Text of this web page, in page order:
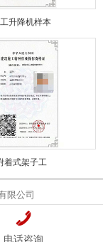
升降机样本
着式架子工
限公司
电话咨询